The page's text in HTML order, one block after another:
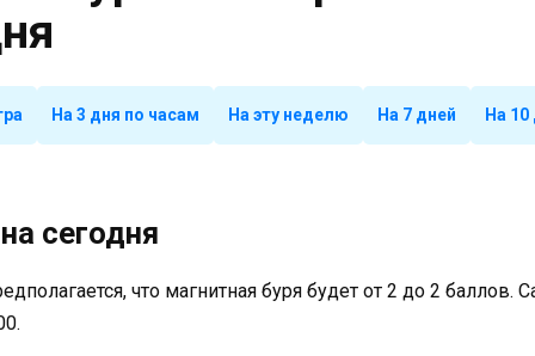
На 3 дня по часам На эту неделю На 7 дней На 10
сегодня
что магнитная буря будет от 2 до 2 баллов.